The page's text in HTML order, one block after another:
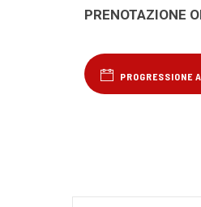
PRENOTAZIONE